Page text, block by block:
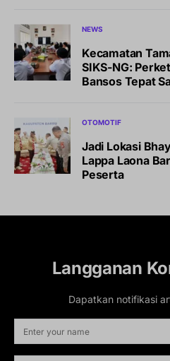
NEWS
Kecamatan
SIKS-NG:
Bansos Tepat
OTOMOTIF
Jadi Lokasi
Lappa Laona
Peserta
Langganan
Dapatkan notifikasi